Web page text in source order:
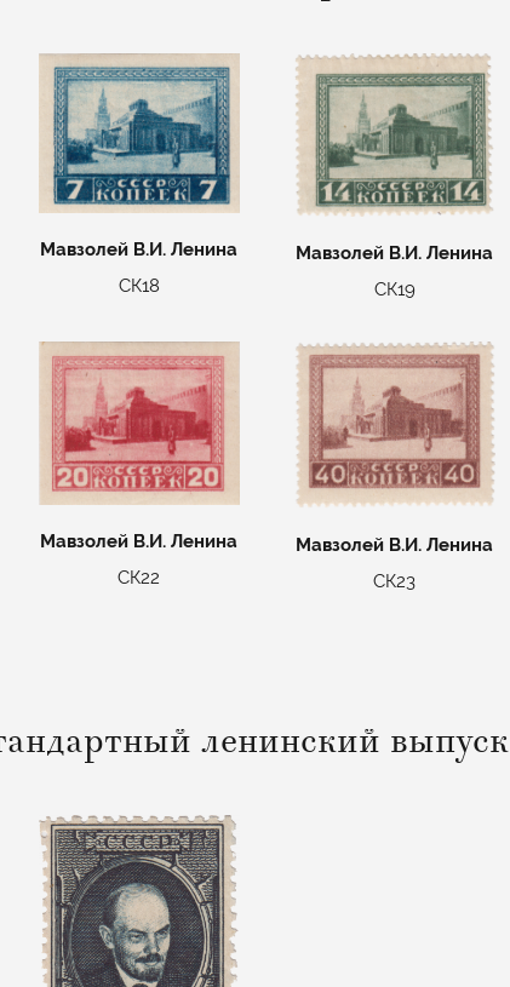
Мавзолей В.И. Ленина
СК18
Мавзолей В.И. Ленина
СК19
Мавзолей В.И. Ленина
СК22
Мавзолей В.И. Ленина
СК23
ленинский выпуск